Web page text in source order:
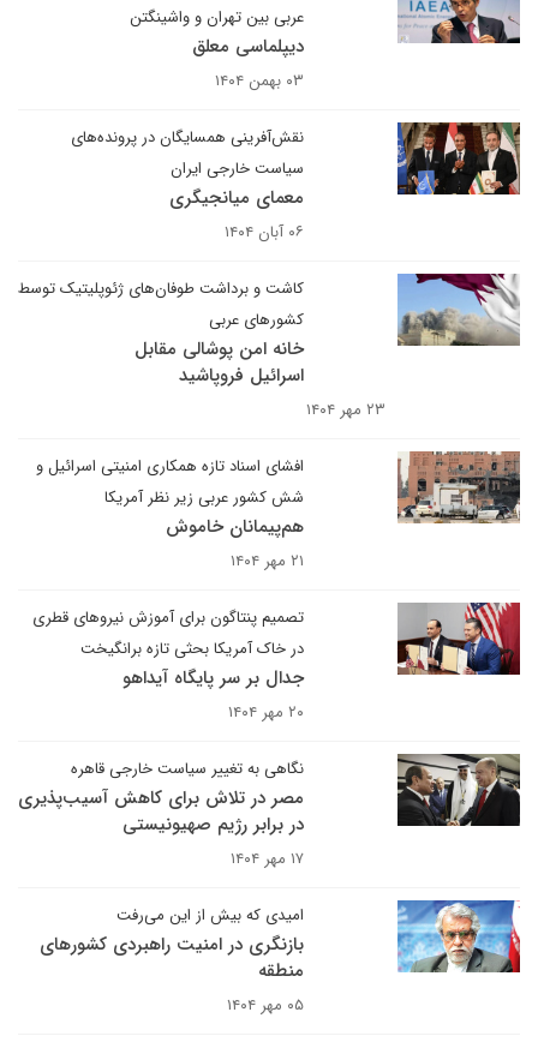
عربی بین تهران و واشینگتن
دیپلماسی معلق
۰۳ بهمن ۱۴۰۴
نقش‌آفرینی همسایگان در پرونده‌های
سیاست خارجی ایران
معمای میانجیگری
۰۶ آبان ۱۴۰۴
کاشت و برداشت طوفان‌های ژئوپلیتیک توسط
کشورهای عربی
خانه امن پوشالی مقابل
اسرائیل فروپاشید
۲۳ مهر ۱۴۰۴
افشای اسناد تازه همکاری امنیتی اسرائیل و
شش کشور عربی زیر نظر آمریکا
هم‌پیمانان خاموش
۲۱ مهر ۱۴۰۴
تصمیم پنتاگون برای آموزش نیروهای قطری
در خاک آمریکا بحثی تازه برانگیخت
جدال بر سر پایگاه آیداهو
۲۰ مهر ۱۴۰۴
نگاهی به تغییر سیاست خارجی قاهره
مصر در تلاش برای کاهش آسیب‌پذیری
در برابر رژیم صهیونیستی
۱۷ مهر ۱۴۰۴
امیدی که بیش از این می‌رفت
بازنگری در امنیت راهبردی کشورهای
منطقه
۰۵ مهر ۱۴۰۴